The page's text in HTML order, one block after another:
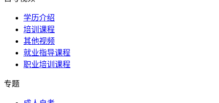
学历介绍
培训课程
其他视频
就业指导课程
职业培训课程
专题